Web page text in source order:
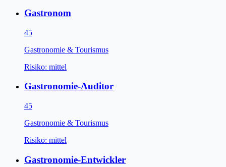
Gastronom
45
Gastronomie & Tourismus
Risiko: mittel
Gastronomie-Auditor
45
Gastronomie & Tourismus
Risiko: mittel
Gastronomie-Entwickler